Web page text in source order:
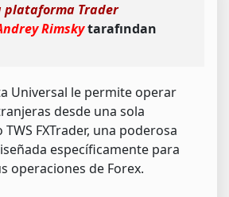
plataforma Trader
Rimskytarafından
Universal le permite operar
desde una sola
FXTrader, una poderosa
específicamente para
operaciones de Forex.